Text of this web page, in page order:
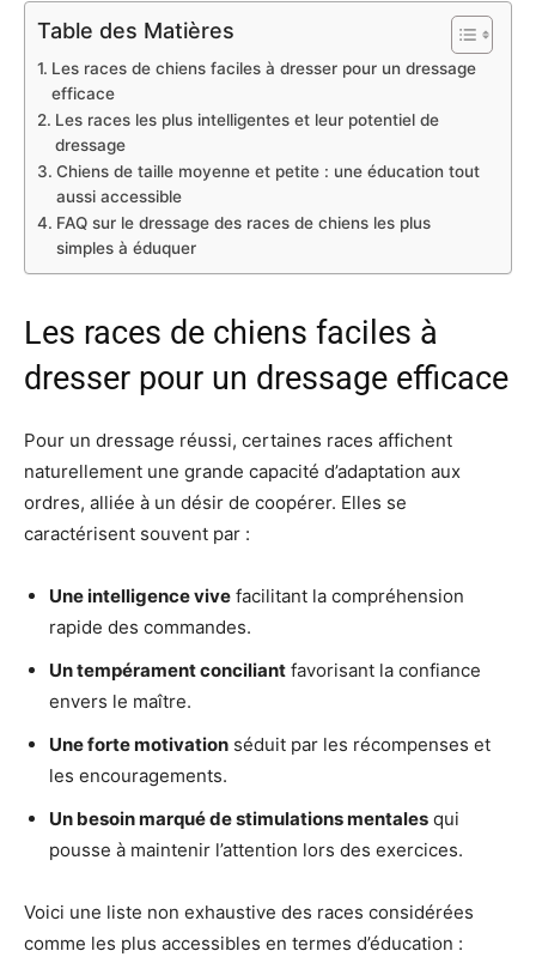
Table des Matières
Les races de chiens faciles à dresser pour un dressage
efficace
Les races les plus intelligentes et leur potentiel de
dressage
Chiens de taille moyenne et petite : une éducation tout
aussi accessible
FAQ sur le dressage des races de chiens les plus
simples à éduquer
Les races de chiens faciles à
dresser pour un dressage efficace
Pour un dressage réussi, certaines races affichent
naturellement une grande capacité d’adaptation aux
ordres, alliée à un désir de coopérer. Elles se
caractérisent souvent par :
Une intelligence vive facilitant la compréhension
rapide des commandes.
Un tempérament conciliant favorisant la confiance
envers le maître.
Une forte motivation séduit par les récompenses et
les encouragements.
Un besoin marqué de stimulations mentales qui
pousse à maintenir l’attention lors des exercices.
Voici une liste non exhaustive des races considérées
comme les plus accessibles en termes d’éducation :